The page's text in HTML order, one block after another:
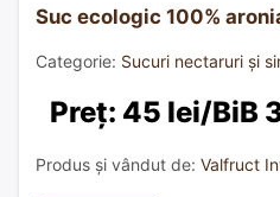
Suc ecologic 100%
Categorie: Sucuri nectaruri și
Preț: 45 lei/BiB
Produs și vândut de: Valfruct